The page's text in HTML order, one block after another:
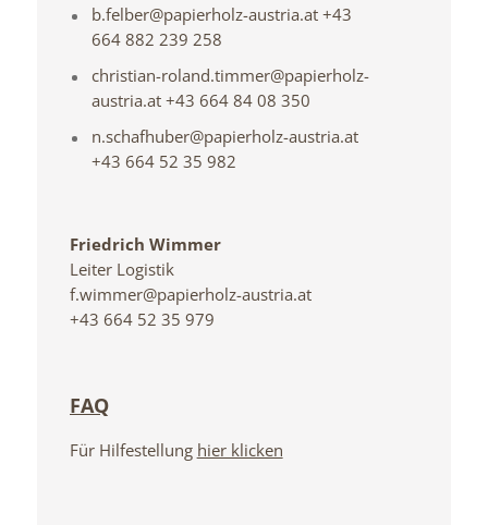
b.felber@papierholz-austria.at +43
664 882 239 258
christian-roland.timmer@papierholz-
austria.at +43 664 84 08 350
n.schafhuber@papierholz-austria.at
+43 664 52 35 982
Friedrich Wimmer
Leiter Logistik
f.wimmer@papierholz-austria.at
+43 664 52 35 979
FAQ
Für Hilfestellung hier klicken